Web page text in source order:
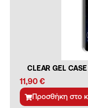
CLEAR GEL
11,90 €
Προσθήκη στο